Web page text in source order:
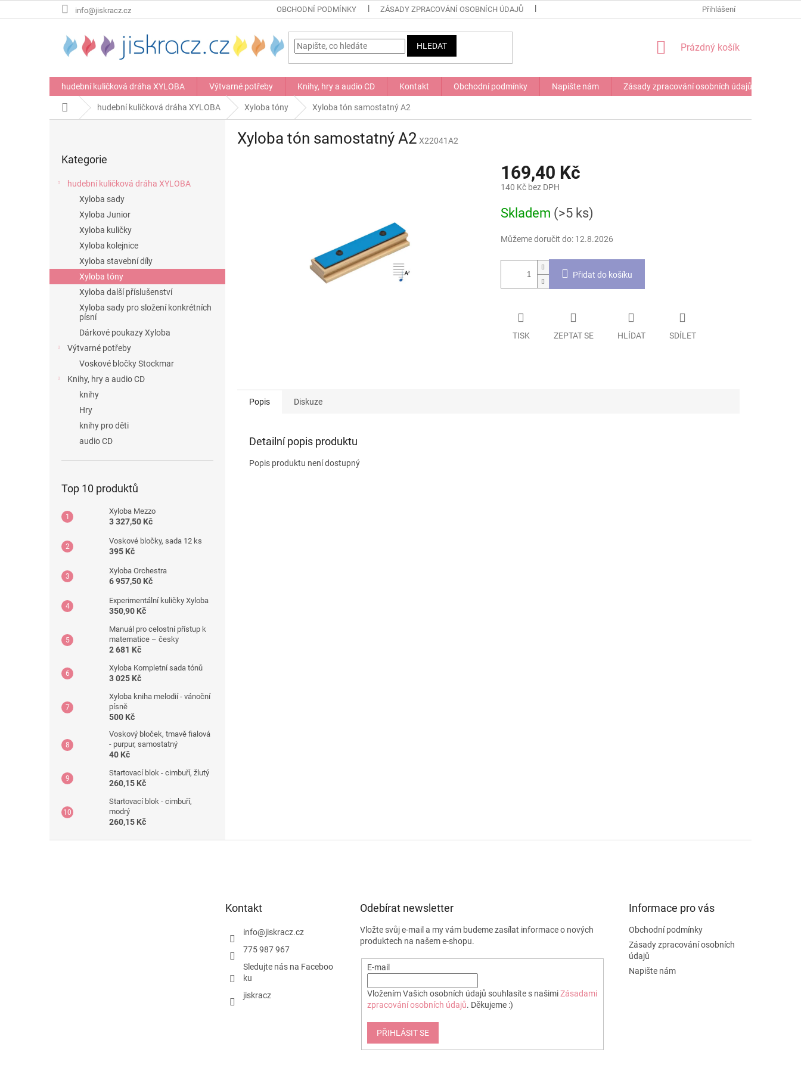
na
info@jiskracz.cz OBCHODNÍ PODMÍNKY ZÁSADY ZPRACOVÁNÍ OSOBNÍCH ÚDAJŮ Přihlášení
HLEDAT
NÁKUPNÍ
Prázdný košík
hudební kuličková dráha XYLOBA Výtvarné potřeby Knihy, hry a audio CD Kontakt Obchodní podmínky Napište nám Zásady zpracování osobních údajů
Domů hudební kuličková dráha XYLOBA Xyloba tóny Xyloba tón samostatný A2
n
e
kategorie
Kategorie
hudební kuličková dráha XYLOBA
Xyloba sady
Xyloba Junior
Xyloba kuličky
Xyloba kolejnice
Xyloba stavební díly
Xyloba tóny
Xyloba další příslušenství
Xyloba sady pro složení konkrétních
písní
Dárkové poukazy Xyloba
Výtvarné potřeby
Voskové bločky Stockmar
Knihy, hry a audio CD
knihy
Hry
knihy pro děti
audio CD
Top 10 produktů
Xyloba Mezzo
3 327,50 Kč
Voskové bločky, sada 12 ks
395 Kč
Xyloba Orchestra
6 957,50 Kč
Experimentální kuličky Xyloba
350,90 Kč
Manuál pro celostní přístup k
matematice – česky
2 681 Kč
Xyloba Kompletní sada tónů
3 025 Kč
Xyloba kniha melodií - vánoční
písně
500 Kč
Voskový bloček, tmavě fialová
- purpur, samostatný
40 Kč
Startovací blok - cimbuří, žlutý
260,15 Kč
Startovací blok - cimbuří,
modrý
260,15 Kč
Xyloba tón samostatný A2 X22041A2
169,40 Kč
140 Kč bez DPH
cena:
Skladem (>5 ks)
Můžeme doručit do: 12.8.2026
Přidat do košíku
TISK ZEPTAT SE HLÍDAT SDÍLET
Popis Diskuze
Detailní popis produktu
Popis produktu není dostupný
Kontakt
info@jiskracz.cz
775 987 967
Sledujte nás na Faceboo
ku
jiskracz
Odebírat newsletter
Vložte svůj e-mail a my vám budeme zasílat informace o nových
produktech na našem e-shopu.
E-mail
Vložením Vašich osobních údajů souhlasíte s našimiZásadami
zpracování osobních údajů. Děkujeme :)
PŘIHLÁSIT SE
Informace pro vás
Obchodní podmínky
Zásady zpracování osobních
údajů
Napište nám